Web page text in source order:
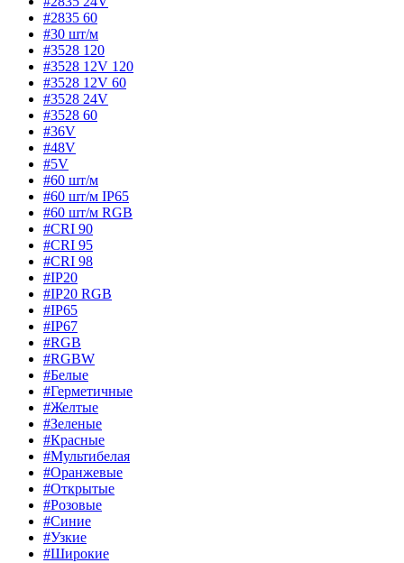
#2835 60
#30 шт/м
#3528 120
#3528 12V 120
#3528 12V 60
#3528 24V
#3528 60
#36V
#48V
#5V
#60 шт/м
#60 шт/м IP65
#60 шт/м RGB
#CRI 90
#CRI 95
#CRI 98
#IP20
#IP20 RGB
#IP65
#IP67
#RGB
#RGBW
#Белые
#Герметичные
#Желтые
#Зеленые
#Красные
#Мультибелая
#Оранжевые
#Открытые
#Розовые
#Синие
#Узкие
#Широкие